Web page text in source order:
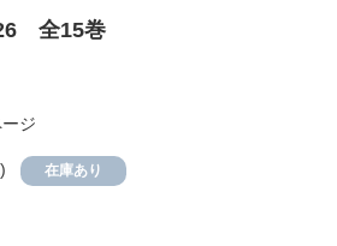
全15巻
ジ
在庫あり